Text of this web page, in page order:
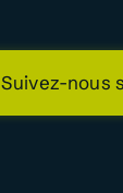
Suivez-nous